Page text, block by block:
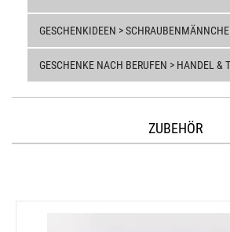
GESCHENKIDEEN >
GESCHENKE NACH BERUFEN > HANDEL &
ZUBEHÖR